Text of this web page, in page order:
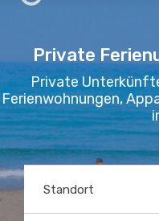
Private
Private
Ferienwohnungen,
Standort